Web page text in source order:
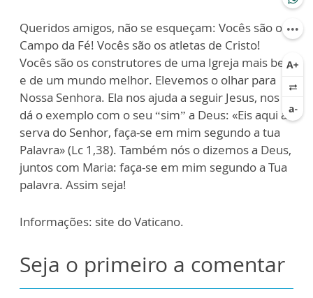
Queridos amigos, não se esqueçam: Vocês são o
Campo da Fé! Vocês são os atletas de Cristo!
Vocês são os construtores de uma Igreja mais bela
e de um mundo melhor. Elevemos o olhar para
Nossa Senhora. Ela nos ajuda a seguir Jesus, nos
dá o exemplo com o seu “sim” a Deus: «Eis aqui a
serva do Senhor, faça-se em mim segundo a tua
Palavra» (Lc 1,38). Também nós o dizemos a Deus,
juntos com Maria: faça-se em mim segundo a Tua
palavra. Assim seja!
Informações: site do Vaticano.
Seja o primeiro a comentar